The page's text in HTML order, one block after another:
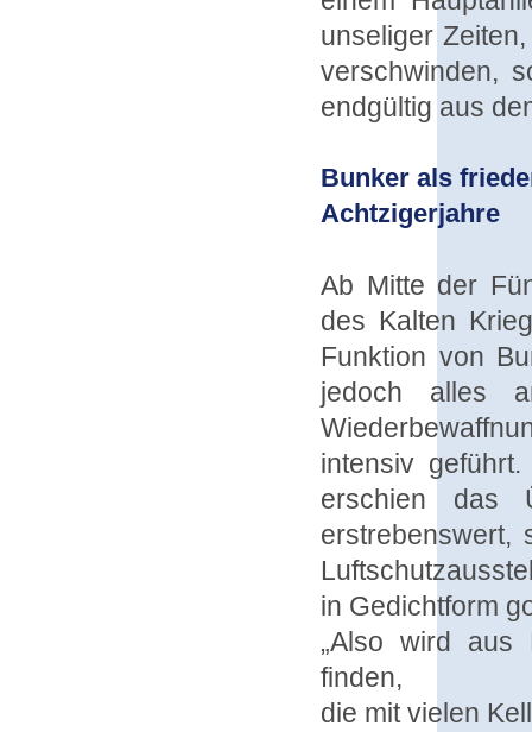
unseliger
verschwinden,
endgültig aus
Bunker als
Achtzigerjahre
Ab Mitte der
des Kalten
Funktion von
jedoch alles
intensiv
erschien das
erstrebenswert,
in Gedichtform
„Also wird aus
finden,
die mit vielen